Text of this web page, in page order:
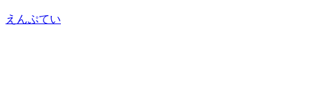
えんぷてい